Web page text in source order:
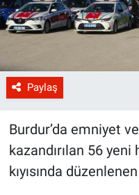
Paylaş
Burdur’da emniyet
kazandırılan 56
kıyısında